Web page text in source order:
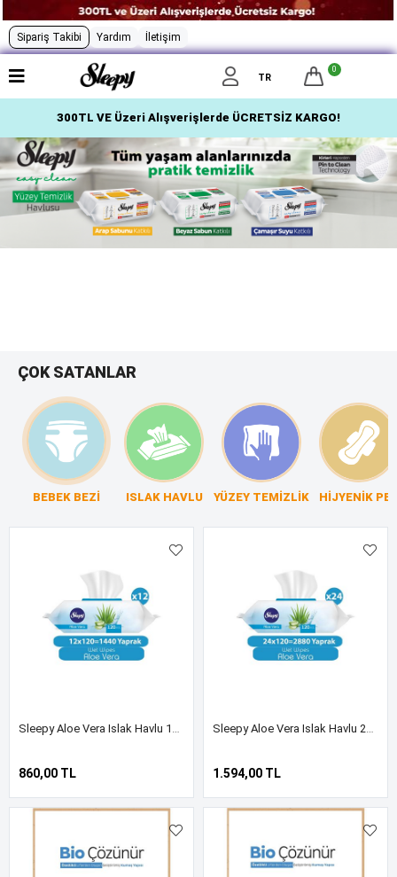
Sipariş Takibi Yardım İletişim
TR
0
300TL VE Üzeri Alışverişlerde ÜCRETSİZ KARGO!
ÇOK SATANLAR
BEBEK BEZİ ISLAK HAVLU YÜZEY TEMİZLİK HİJYENİK
Sleepy Aloe Vera Islak Havlu 12x120 (1440 Yaprak)
860,00 TL
Sleepy Aloe Vera Islak Havlu 24x120 (2880 Yaprak)
1.594,00 TL